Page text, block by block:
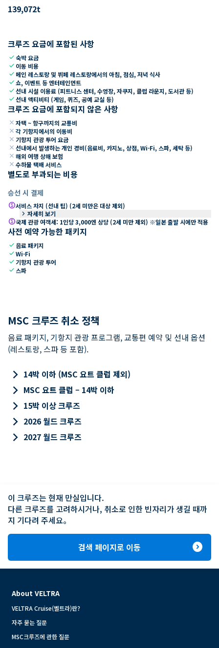
139,072t
크루즈 요금에 포함된 사항
check숙박 요금
check 이동 비용
check 메인 레스토랑 및 뷔페 레스토랑에서의 아침, 점심, 저녁 식사
check쇼, 이벤트 등 엔터테인먼트
check선내 시설 이용료 (피트니스 센터, 수영장, 자쿠지, 클럽 라운지, 도서관 등)
check선내 액티비티 (게임, 퀴즈, 공예 교실 등)
크루즈 요금에 포함되지 않은 사항
close 자택 ~ 항구까지의 교통비
close 각 기항지에서의 이동비
close 기항지 관광 투어 요금
close 선내에서 발생하는 개인 경비(음료비, 카지노, 상점, Wi-Fi, 스파, 세탁 등)
close 해외 여행 상해 보험
close 수하물 택배 서비스
별도로 부과되는 비용
승선 시 결제
paid서비스 차지 (선내 팁) (2세 미만은 대상 제외)
keyboard_arrow_right 자세히 보기
paid국제 관광 여객세: 1인당 3,000엔 상당 (2세 미만 제외) ※일본 출발 시에만 적용
사전 예약 가능한 패키지
check 음료 패키지
checkWi-Fi
check 기항지 관광 투어
check 스파
MSC 크루즈 취소 정책
음료 패키지, 기항지 관광 프로그램, 교통편 예약 및 선내 옵션
(레스토랑, 스파 등 포함).
keyboard_arrow_right 14박 이하 (MSC 요트 클럽 제외)
keyboard_arrow_right MSC 요트 클럽 – 14박 이하
keyboard_arrow_right 15박 이상 크루즈
keyboard_arrow_right 2026 월드 크루즈
keyboard_arrow_right 2027 월드 크루즈
이 크루즈는 현재 만실입니다.
다른 크루즈를 고려하시거나, 취소로 인한 빈자리가 생길 때까
지 기다려 주세요。
검색 페이지로 이동 expand_circle_right
About VELTRA
VELTRA Cruise(벨트라)란?
자주 묻는 질문
MSC크루즈에 관한 질문